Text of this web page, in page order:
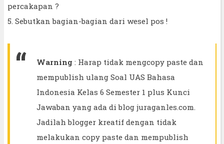
percakapan ?
5. Sebutkan bagian-bagian dari wesel pos !
Warning : Harap tidak mengcopy paste dan
mempublish ulang Soal UAS Bahasa
Indonesia Kelas 6 Semester 1 plus Kunci
Jawaban yang ada di blog juraganles.com.
Jadilah blogger kreatif dengan tidak
melakukan copy paste dan mempublish